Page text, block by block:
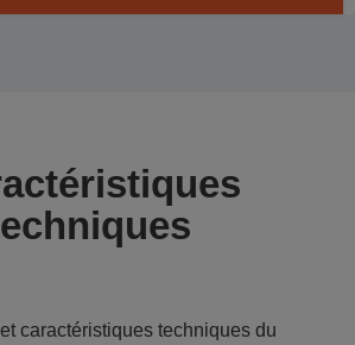
et caractéristiques techniques du